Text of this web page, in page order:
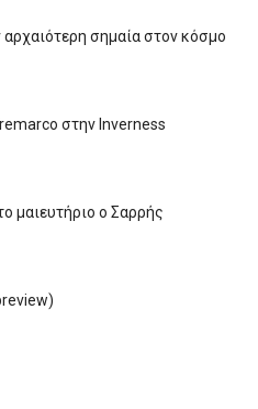
αρχαιότερη σημαία στον κόσμο
στην Inverness
μαιευτήριο ο Σαρρής